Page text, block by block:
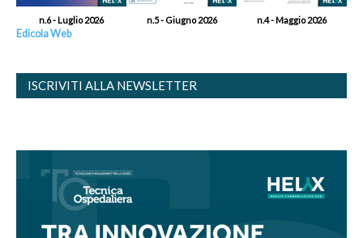
n.6 - Luglio 2026 n.5 - Giugno 2026 n.4 - Maggio 2026
Edicola Web
ISCRIVITI ALLA NEWSLETTER